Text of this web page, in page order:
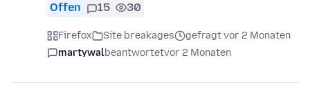
Offen 15 30
Firefox Site breakages
gefragt vor 2 Monaten
martywalbeantwortetvor 2 Monaten